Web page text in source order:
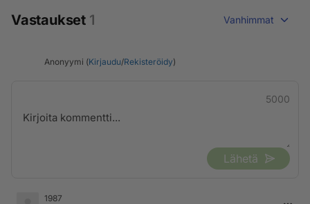
Vastaukset 1 Vanhimmat
Anonyymi (Kirjaudu/Rekisteröidy)
5000
Lähetä
1987